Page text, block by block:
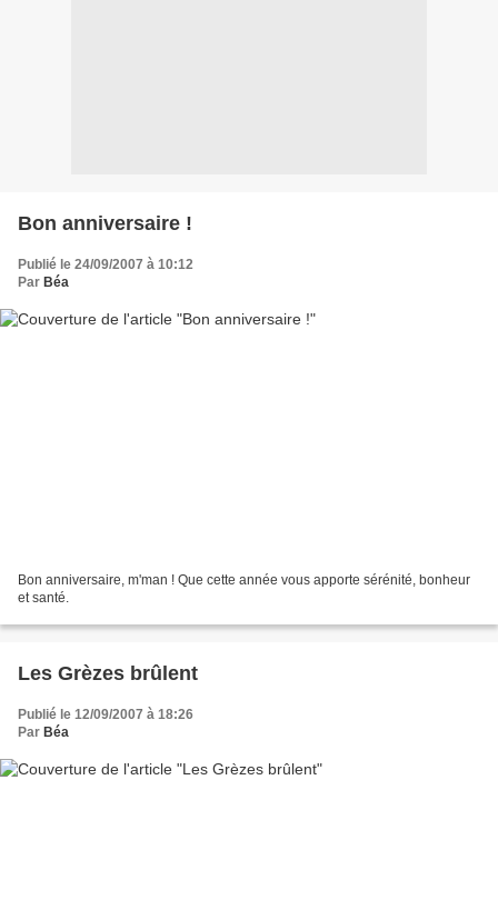
Bon anniversaire !
Publié le 24/09/2007 à 10:12
Par Béa
Bon anniversaire, m'man ! Que cette année vous apporte sérénité, bonheur
et santé.
Les Grèzes brûlent
Publié le 12/09/2007 à 18:26
Par Béa